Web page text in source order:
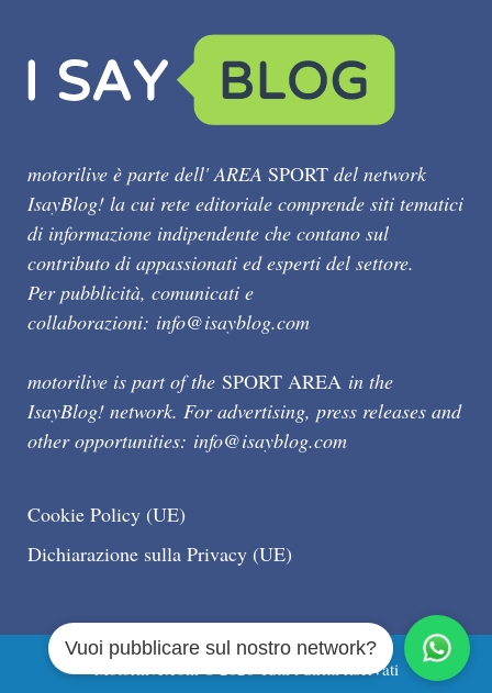
motorilive è parte dell' AREA SPORT del network
IsayBlog! la cui rete editoriale comprende siti tematici
di informazione indipendente che contano sul
contributo di appassionati ed esperti del settore.
Per pubblicità, comunicati e
collaborazioni: info@isayblog.com
motorilive is part of the SPORT AREA in the
IsayBlog! network. For advertising, press releases and
other opportunities: info@isayblog.com
Cookie Policy (UE)
Dichiarazione sulla Privacy (UE)
Motorilive.com © 2026 Tutti i diritti riservati
Vuoi pubblicare sul nostro network?